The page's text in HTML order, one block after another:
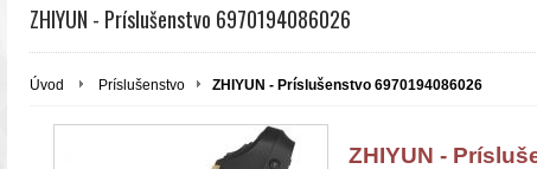
ZHIYUN - Príslušenstvo 6970194086026
Úvod Príslušenstvo ZHIYUN - Príslušenstvo 6970194086026
ZHIYUN -